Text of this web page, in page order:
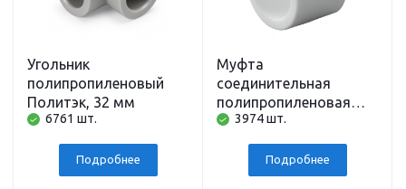
Угольник
полипропиленовый
Политэк, 32 мм
6761 шт.
Подробнее
Муфта
соединительная
полипропиленовая
Политэк, 32 мм
3974 шт.
Подробнее